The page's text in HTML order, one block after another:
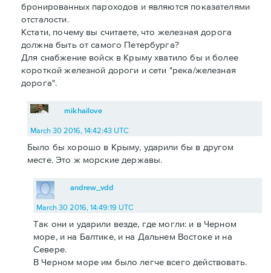
бронированных пароходов и являются показателями
отсталости.
Кстати, почему вы считаете, что железная дорога
должна быть от самого Петербурга?
Для снабжение войск в Крыму хватило бы и более
короткой железной дороги и сети "река/железная
дорога".
mikhailove
March 30 2016, 14:42:43 UTC
Было бы хорошо в Крыму, ударили бы в другом
месте. Это ж морские державы.
andrew_vdd
March 30 2016, 14:49:19 UTC
Так они и ударили везде, где могли: и в Черном
море, и на Балтике, и на Дальнем Востоке и на
Севере.
В Черном море им было легче всего действовать.